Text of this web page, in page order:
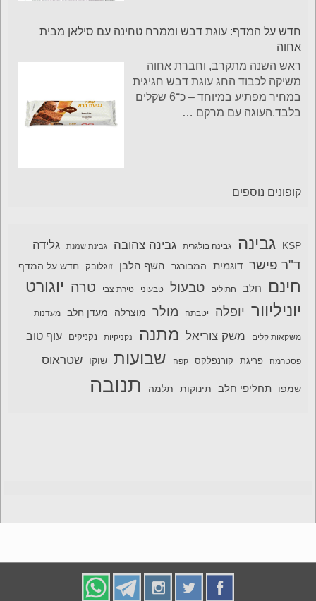
חדש על המדף: עוגת דבש וממרח טחינה עם סילאן מבית
אחוה
ראש השנה מתקרב, וחברת אחוה
משיקה לכבוד החג עוגת דבש חגיגית
במחיר מפתיע במיוחד – כ־6 שקלים
בלבד.העוגה עם מרקם …
קופונים נוספים
KSP גבינה גבינה בולגרית גבינה צהובה גבינת שמנת גלידה
ד"ר פישר דוגמית המבורגר השף הלבן זוגלובק חדש על המדף
חינם חלב חתולים טבעול טבעוני טירת צבי טרה יוגורט
יוניליוור יופלה יטבתה מולר מוצרלה מעדן חלב מעדנות
משקאות קלים משק צוריאל מתנה נקניקיות נקניקים עוף טוב
פסטרמה פריגת קורנפלקס קפה שבועות שוקו שטראוס
שמפו תחליפי חלב תינוקות תלמה תנובה